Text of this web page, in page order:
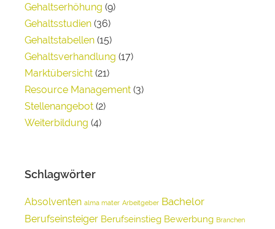
Gehaltserhöhung (9)
Gehaltsstudien (36)
Gehaltstabellen (15)
Gehaltsverhandlung (17)
Marktübersicht (21)
Resource Management (3)
Stellenangebot (2)
Weiterbildung (4)
Schlagwörter
Absolventen alma mater Arbeitgeber Bachelor
Berufseinsteiger Berufseinstieg Bewerbung Branchen